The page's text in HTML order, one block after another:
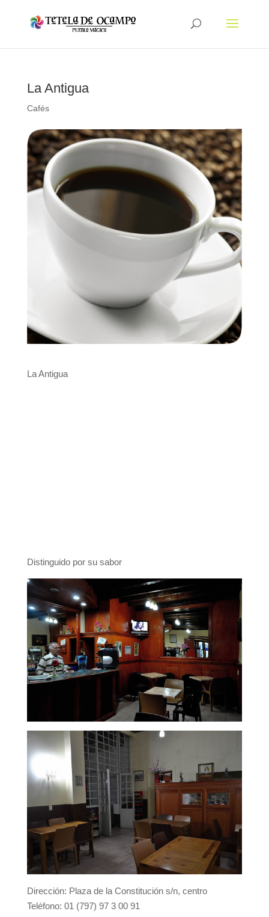
La Antigua
Cafés
La Antigua
Distinguido por su sabor
Dirección: Plaza de la Constitución s/n, centro
Teléfono: 01 (797) 97 3 00 91